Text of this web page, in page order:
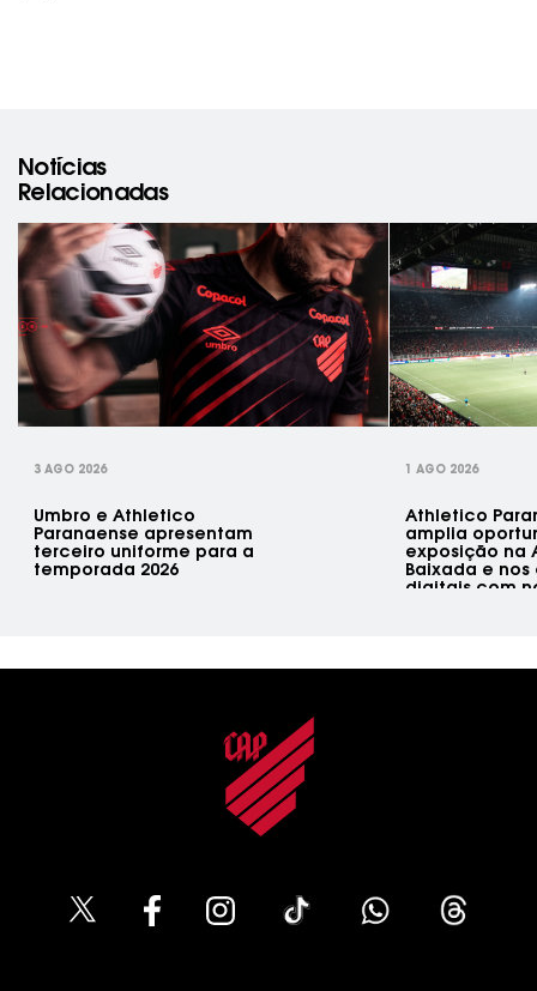
Notícias
Relacionadas
3 AGO 2026
Umbro e Athletico
Paranaense apresentam
terceiro uniforme para a
temporada 2026
1 AGO 2026
Athletico
amplia
exposição na
Baixada e nos
digitais com